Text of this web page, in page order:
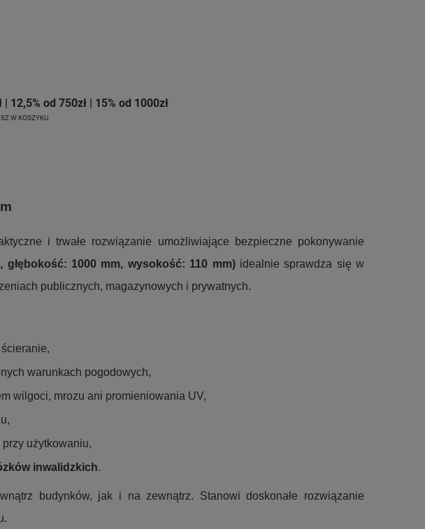
| 12,5% od 750zł | 15% od 1000zł
W KOSZYKU
i trwałe rozwiązanie umożliwiające bezpieczne pokonywanie
głębokość: 1000 mm, wysokość: 110 mm)idealnie sprawdza się w
publicznych, magazynowych i prywatnych.
warunkach pogodowych,
wilgoci, mrozu ani promieniowania UV,
użytkowaniu,
inwalidzkich.
budynków, jak i na zewnątrz. Stanowi doskonałe rozwiązanie